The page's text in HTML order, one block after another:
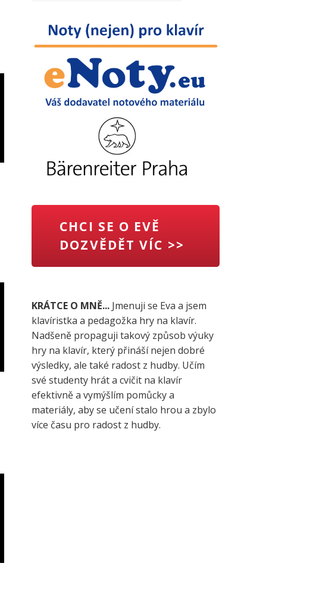
CHCI SE O EVĚ
DOZVĚDĚT VÍC >>
KRÁTCE O MNĚ... Jmenuji se Eva a jsem
klavíristka a pedagožka hry na klavír.
Nadšeně propaguji takový způsob výuky
hry na klavír, který přináší nejen dobré
výsledky, ale také radost z hudby. Učím
své studenty hrát a cvičit na klavír
efektivně a vymýšlím pomůcky a
materiály, aby se učení stalo hrou a zbylo
více času pro radost z hudby.